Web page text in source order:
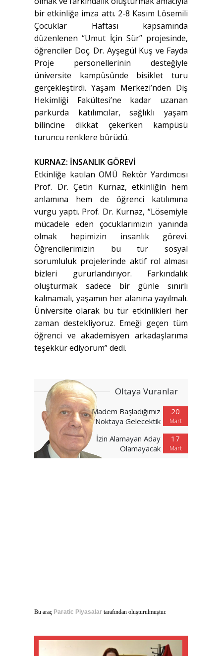
bir etkinliğe imza attı. 2-8 Kasım Lösemili
Çocuklar Haftası kapsamında
düzenlenen “Umut İçin Sür” projesinde,
öğrenciler Doç. Dr. Ayşegül Kuş ve Fayda
Proje personellerinin desteğiyle
üniversite kampüsünde bisiklet turu
gerçekleştirdi. Yaşam Merkezi’nden Diş
Hekimliği Fakültesi’ne kadar uzanan
parkurda katılımcılar, sağlıklı yaşam
bilincine dikkat çekerken kampüsü
turuncu renklere bürüdü.
KURNAZ: İNSANLIK GÖREVİ
Etkinliğe katılan OMÜ Rektör Yardımcısı
Prof. Dr. Çetin Kurnaz, etkinliğin hem
anlamına hem de öğrenci katılımına
vurgu yaptı. Prof. Dr. Kurnaz, “Lösemiyle
mücadele eden çocuklarımızın yanında
olmak hepimizin insanlık görevi.
Öğrencilerimizin bu tür sosyal
sorumluluk projelerinde aktif rol alması
bizleri gururlandırıyor. Farkındalık
oluşturmak sadece bir günle sınırlı
kalmamalı, yaşamın her alanına yayılmalı.
Üniversite olarak bu tür etkinlikleri her
zaman destekliyoruz. Emeği geçen tüm
öğrenci ve akademisyen arkadaşlarıma
teşekkür ediyorum” dedi.
Oltaya Vuranlar
20
Mart
Madem Başladığımız
Noktaya Gelecektik
17
Mart
İzin Alamayan Aday
Olamayacak
Bu araç Paratic Piyasalar tarafından oluşturulmuştur.